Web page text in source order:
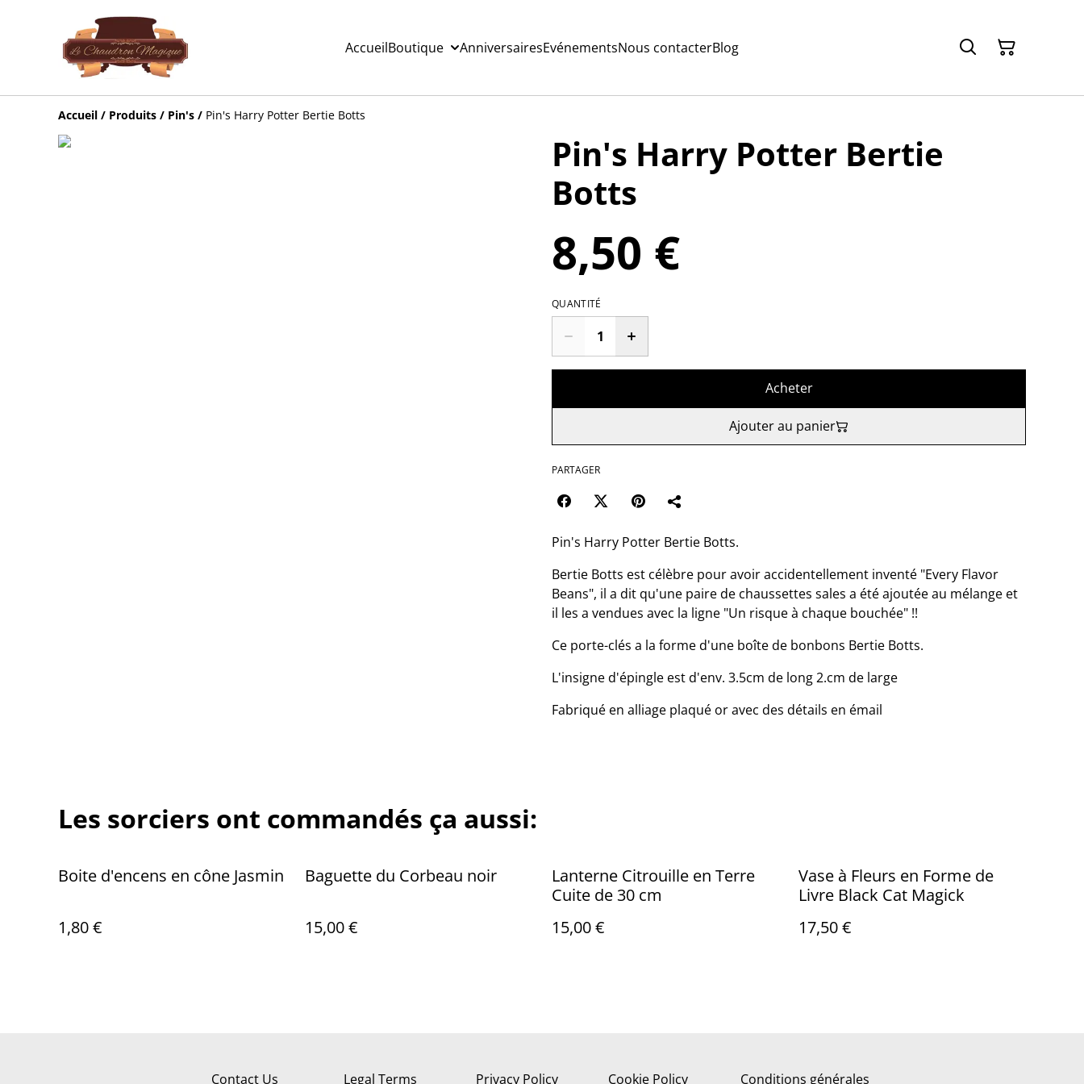
AccueilBoutique AnniversairesEvénementsNous contacterBlog
Accueil / Produits / Pin's / Pin's Harry Potter Bertie Botts
Pin's Harry Potter Bertie
Botts
8,50 €
QUANTITÉ
Acheter
Ajouter au panier
PARTAGER
Pin's Harry Potter Bertie Botts.
Bertie Botts est célèbre pour avoir accidentellement inventé "Every Flavor
Beans", il a dit qu'une paire de chaussettes sales a été ajoutée au mélange et
il les a vendues avec la ligne "Un risque à chaque bouchée" !!
Ce porte-clés a la forme d'une boîte de bonbons Bertie Botts.
L'insigne d'épingle est d'env. 3.5cm de long 2.cm de large
Fabriqué en alliage plaqué or avec des détails en émail
Les sorciers ont commandés ça aussi:
Boite d'encens en cône Jasmin
1,80 €
Baguette du Corbeau noir
15,00 €
Lanterne Citrouille en Terre
Cuite de 30 cm
15,00 €
Vase à Fleurs en Forme de
Livre Black Cat Magick
17,50 €
Contact Us Legal Terms Privacy Policy Cookie Policy Conditions générales